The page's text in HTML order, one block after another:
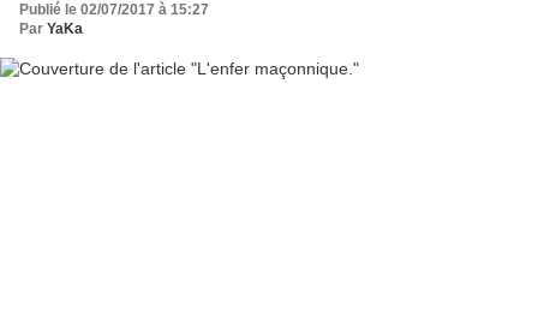
Publié le 02/07/2017 à 15:27
Par YaKa